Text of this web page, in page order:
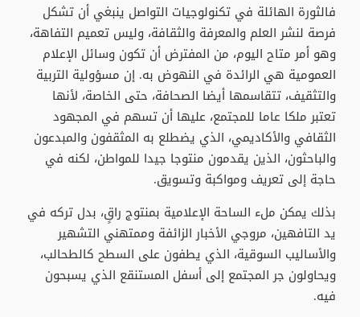
فالثورة الهائلة في تكنولوجيات التواصل ينبغي أن تشكل
فرصة لنشر العلم والمعرفة والثقافة، وليس تعميم التفاهة،
وهو أمر متاح اليوم، من المفترض أن تكون وسائل الإعلام
العمومية هي الرائدة في النهوض به. إن مسؤولية التربية
والتثقيف، تتقاسمها أيضا الصحافة، حتى الخاصة، لأنها
تعتبر ملكا عاما للمجتمع، عليها أن تسهم في المجهود
الثقافي والأكاديمي، الذي يضطلع به المثقفون والمبدعون
والباحثون، الذين يقدمون منتوجا جيدا للمواطن، لكنه في
حاجة إلى تعريف ومواكبة وتسويق.
بذلك يمكن ملء الساحة الإعلامية بمنتوج راقٍ، بدل تركه في
يد التافهين، مروجي الأخبار الزائفة وممتهني التشهير
والأساليب السوقية، الذي يطفون على السطح كالطحالب،
ويحاولون جر المجتمع إلى أسفل المستنقع الذي يسبحون
فيه.